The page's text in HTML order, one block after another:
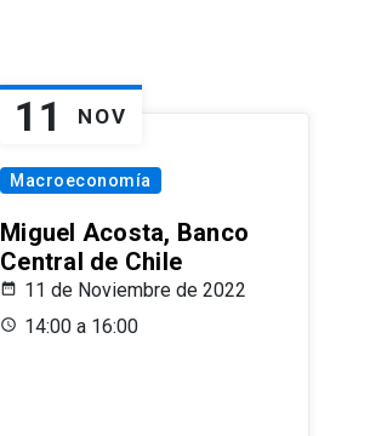
11 NOV
Macroeconomía
Miguel Acosta, Banco
Central de Chile
11 de Noviembre de 2022
14:00 a 16:00